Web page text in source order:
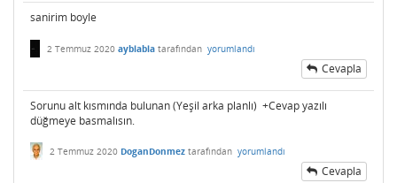
sanirim boyle
2 Temmuz 2020 ayblabla tarafından yorumlandı
Cevapla
Sorunu alt kısmında bulunan (Yeşil arka planlı) +Cevap yazılı
düğmeye basmalısın.
2 Temmuz 2020 DoganDonmez tarafından yorumlandı
Cevapla